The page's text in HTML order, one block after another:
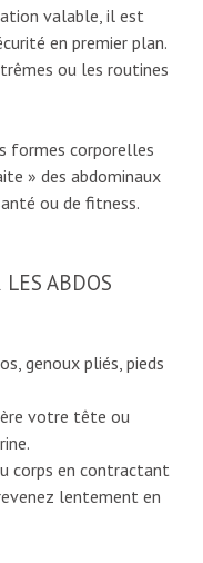
valable, il est
en premier plan.
ou les routines
formes corporelles
» des abdominaux
ou de fitness.
LES ABDOS
genoux pliés, pieds
votre tête ou
corps en contractant
lentement en